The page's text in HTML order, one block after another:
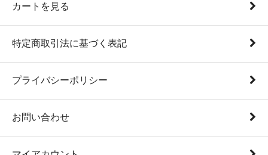
カートを見る
特定商取引法に基づく表記
プライバシーポリシー
お問い合わせ